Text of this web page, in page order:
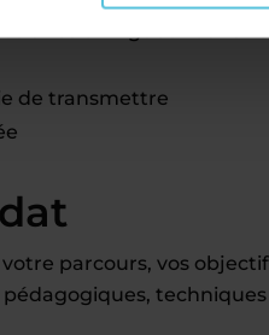
en vigueur dans
de transmettre
parcours, vos
pédagogiques,